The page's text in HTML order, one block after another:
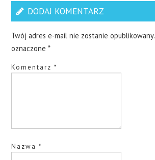
DODAJ KOMENTARZ
Twój adres e-mail nie zostanie opublikowany.
oznaczone*
Komentarz*
Nazwa*